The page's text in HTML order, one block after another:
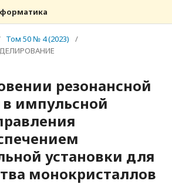
Том 50 № 4 (2023)
/
резонансной
импульсной
установки для
монокристаллов